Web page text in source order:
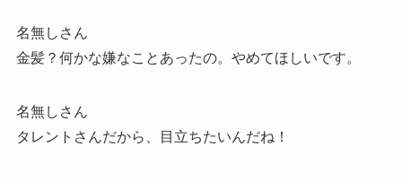
名無しさん
金髪？何かな嫌なことあったの。やめてほしいです。
名無しさん
タレントさんだから、目立ちたいんだね！